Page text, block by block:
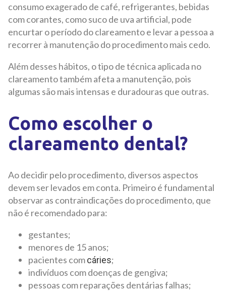
consumo exagerado de café, refrigerantes, bebidas
com corantes, como suco de uva artificial, pode
encurtar o período do clareamento e levar a pessoa a
recorrer à manutenção do procedimento mais cedo.
Além desses hábitos, o tipo de técnica aplicada no
clareamento também afeta a manutenção, pois
algumas são mais intensas e duradouras que outras.
Como escolher o
clareamento dental?
Ao decidir pelo procedimento, diversos aspectos
devem ser levados em conta. Primeiro é fundamental
observar as contraindicações do procedimento, que
não é recomendado para:
gestantes;
menores de 15 anos;
pacientes comcáries;
indivíduos com doenças de gengiva;
pessoas com reparações dentárias falhas;